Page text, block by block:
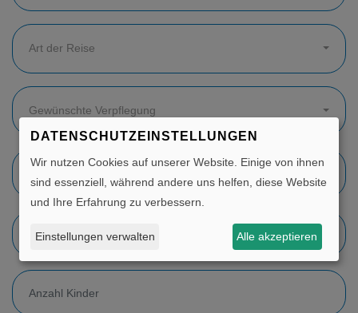
Art der Reise
Gewünschte Verpflegung
DATENSCHUTZEINSTELLUNGEN
Wir nutzen Cookies auf unserer Website. Einige von ihnen
sind essenziell, während andere uns helfen, diese Website
und Ihre Erfahrung zu verbessern.
Einstellungen verwalten Alle akzeptieren